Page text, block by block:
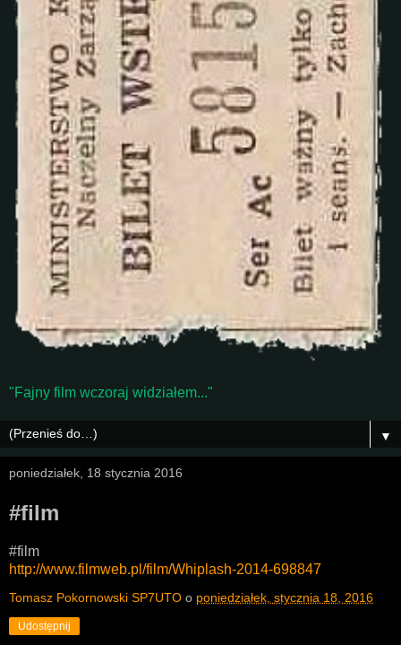
"Fajny film wczoraj widziałem..."
▼
poniedziałek, 18 stycznia 2016
#film
#film
http://www.filmweb.pl/film/Whiplash-2014-698847
Tomasz Pokornowski SP7UTO o poniedziałek, stycznia 18, 2016
Udostępnij